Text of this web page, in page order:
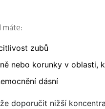
máte:
zubů
nebo korunky v oblasti,
dásní
doporučit nižší